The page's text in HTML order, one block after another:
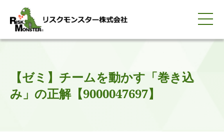
0120-259-440
会員ログイン
簡体中文
ENGLISH
【ゼミ】チームを動かす「巻き込
み」の正解【9000047697】